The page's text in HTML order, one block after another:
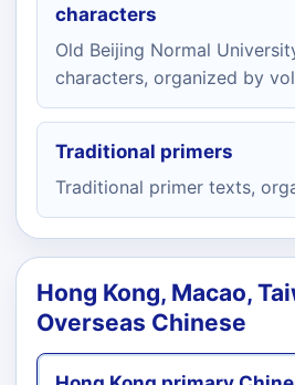
characters
Old Beijing Normal
characters, organized by
Traditional primers
Traditional primer texts,
Hong Kong, Macao,
Overseas Chinese